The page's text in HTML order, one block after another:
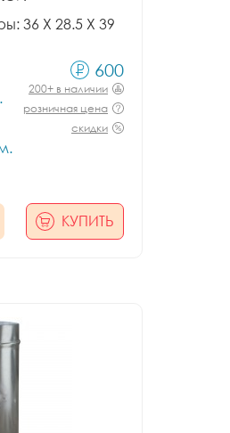
36 X 28.5 X 39
600
200+ в наличии
розничная цена
скидки
КУПИТЬ